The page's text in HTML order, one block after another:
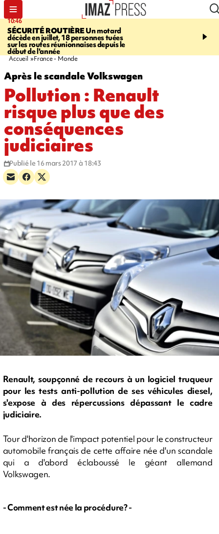
10:46
SÉCURITÉ ROUTIÈREUn motard
décède en juillet, 18 personnes tuées
sur les routes réunionnaises depuis le
début de l'année
13:49
mineurs - un courrier
Accueil France - Monde
Après le scandale Volkswagen
Pollution : Renault
risque plus que des
conséquences
judiciaires
Publié le 16 mars 2017 à 18:43
Renault, soupçonné de recours à un logiciel truqueur
pour les tests anti-pollution de ses véhicules diesel,
s'expose à des répercussions dépassant le cadre
judiciaire.
Tour d'horizon de l'impact potentiel pour le constructeur
automobile français de cette affaire née d'un scandale
qui a d'abord éclaboussé le géant allemand
Volkswagen.
- Comment est née la procédure? -